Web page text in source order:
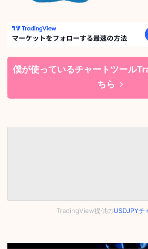
僕が使っているチャートツール
ちら
TradingView提供のUSDJPYチ